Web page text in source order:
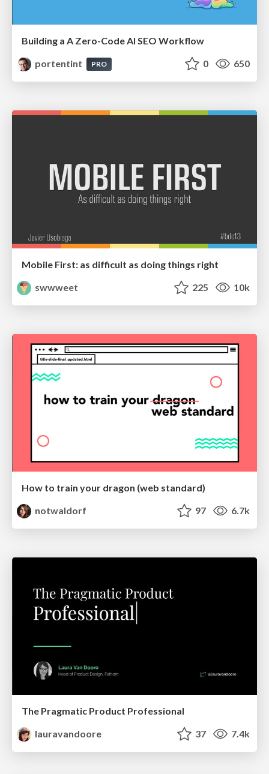
Building a A Zero-Code AI SEO Workflow
portentint
PRO 0 650
Mobile First: as difficult as doing things right
swwweet
225 10k
How to train your dragon (web standard)
notwaldorf
97 6.7k
The Pragmatic Product Professional
lauravandoore
37 7.4k